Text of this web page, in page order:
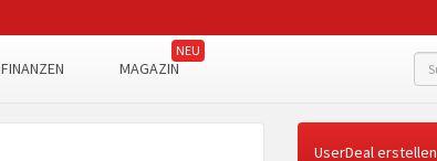
FINANZEN MAGAZIN
UserDeal erstellen